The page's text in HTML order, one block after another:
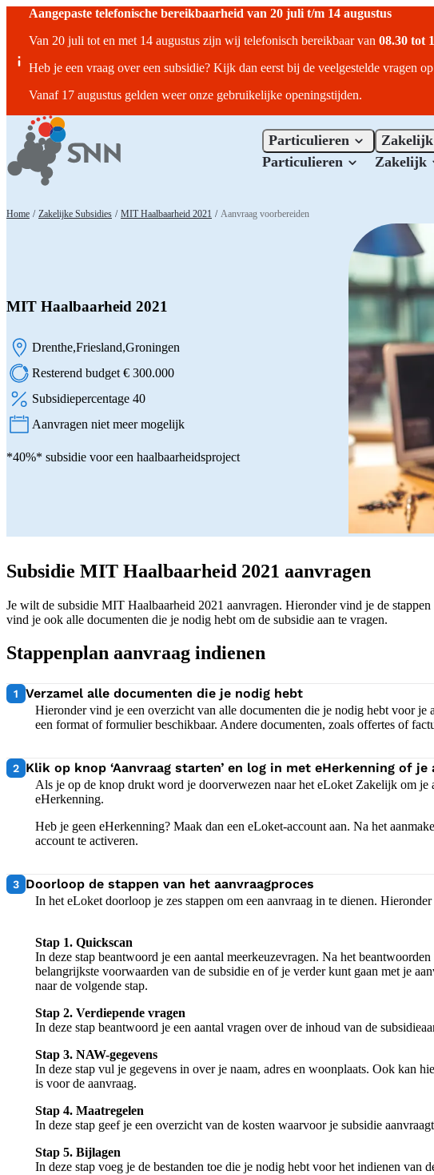
Aangepaste telefonische bereikbaarheid van 20 juli t/m 14 augustus
Van 20 juli tot en met 14 augustus zijn wij telefonisch bereikbaar van 08.30 tot
Heb je een vraag over een subsidie? Kijk dan eerst bij de veelgestelde vragen
Vanaf 17 augustus gelden weer onze gebruikelijke openingstijden.
Particulieren
Particulieren
Zakelijk
Zakelijk
Home / Zakelijke Subsidies / MIT Haalbaarheid 2021 / Aanvraag voorbereiden
MIT Haalbaarheid 2021
Locatie:
Drenthe Friesland Groningen
Resterend budget € 300.000
Subsidiepercentage 40
Status:
Aanvragen niet meer mogelijk
*40%* subsidie voor een haalbaarheidsproject
Subsidie MIT Haalbaarheid 2021 aanvragen
Je wilt de subsidie MIT Haalbaarheid 2021 aanvragen. Hieronder vind je de
vind je ook alle documenten die je nodig hebt om de subsidie aan te vragen.
Stappenplan aanvraag indienen
1
1: Verzamel alle documenten die je nodig hebt
Hieronder vind je een overzicht van alle documenten die je nodig hebt voor je
een format of formulier beschikbaar. Andere documenten, zoals offertes of
2
2: Klik op knop ‘Aanvraag starten’ en log in met eHerkenning of je
Als je op de knop drukt word je doorverwezen naar het eLoket Zakelijk om je
eHerkenning.
Heb je geen eHerkenning? Maak dan een eLoket-account aan. Na het
account te activeren.
3
3: Doorloop de stappen van het aanvraagproces
In het eLoket doorloop je zes stappen om een aanvraag in te dienen. Hieronder
Stap 1. Quickscan
In deze stap beantwoord je een aantal meerkeuzevragen. Na het
belangrijkste voorwaarden van de subsidie en of je verder kunt gaan met je
naar de volgende stap.
Stap 2. Verdiepende vragen
In deze stap beantwoord je een aantal vragen over de inhoud van de
Stap 3. NAW-gegevens
In deze stap vul je gegevens in over je naam, adres en woonplaats. Ook kan
is voor de aanvraag.
Stap 4. Maatregelen
In deze stap geef je een overzicht van de kosten waarvoor je subsidie
Stap 5. Bijlagen
In deze stap voeg je de bestanden toe die je nodig hebt voor het indienen van